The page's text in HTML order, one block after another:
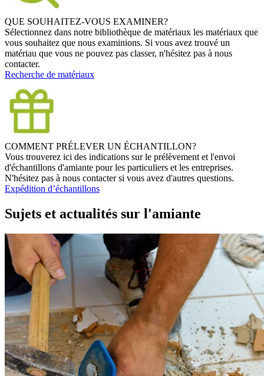
QUE SOUHAITEZ-VOUS EXAMINER?
Sélectionnez dans notre bibliothèque de matériaux les matériaux que
vous souhaitez que nous examinions. Si vous avez trouvé un
matériau que vous ne pouvez pas classer, n'hésitez pas à nous
contacter.
Recherche de matériaux
COMMENT PRÉLEVER UN ÉCHANTILLON?
Vous trouverez ici des indications sur le prélèvement et l'envoi
d'échantillons d'amiante pour les particuliers et les entreprises.
N'hésitez pas à nous contacter si vous avez d'autres questions.
Expédition d’échantillons
Sujets et actualités sur l'amiante